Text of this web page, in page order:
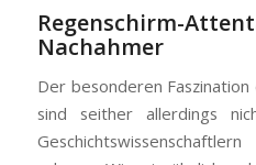
Nachahmer
Der besonderen
sind seither allerdings